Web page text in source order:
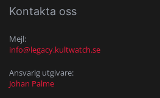
Kontakta oss
Mejl:
info@legacy.kultwatch.se
Ansvarig utgivare:
Johan Palme